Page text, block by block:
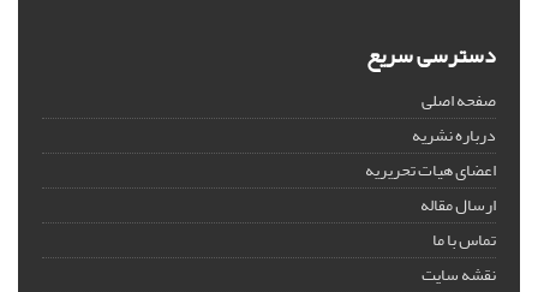
دسترسی سریع
صفحه اصلی
درباره نشریه
اعضای هیات تحریریه
ارسال مقاله
تماس با ما
نقشه سایت